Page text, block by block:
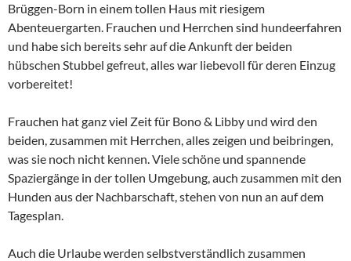
Brüggen-Born in einem tollen Haus mit riesigem
Abenteuergarten. Frauchen und Herrchen sind hundeerfahren
und habe sich bereits sehr auf die Ankunft der beiden
hübschen Stubbel gefreut, alles war liebevoll für deren Einzug
vorbereitet!
Frauchen hat ganz viel Zeit für Bono & Libby und wird den
beiden, zusammen mit Herrchen, alles zeigen und beibringen,
was sie noch nicht kennen. Viele schöne und spannende
Spaziergänge in der tollen Umgebung, auch zusammen mit den
Hunden aus der Nachbarschaft, stehen von nun an auf dem
Tagesplan.
Auch die Urlaube werden selbstverständlich zusammen